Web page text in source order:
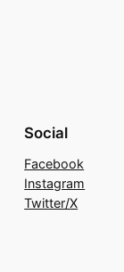
Social
Facebook
Instagram
Twitter/X